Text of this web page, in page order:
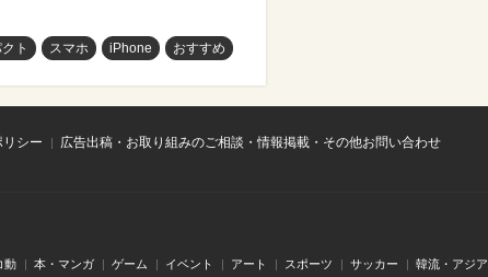
ト スマホ iPhone おすすめ
シー
広告出稿・お取り組みのご相談・情報掲載・その他お問い合わせ
動 本・マンガ ゲーム イベント アート スポーツ サッカー 韓流・アジア